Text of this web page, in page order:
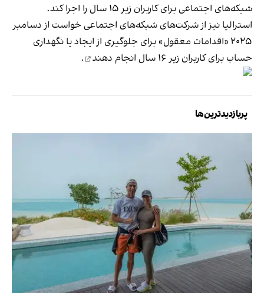
شبکه‌های اجتماعی برای کاربران زیر ۱۵ سال را اجرا کند.
استرالیا نیز از شرکت‌های شبکه‌های اجتماعی خواست از دسامبر
۲۰۲۵ «اقدامات معقول» برای جلوگیری از ایجاد یا نگهداری
حساب برای کاربران زیر ۱۶ سال‌
انجام دهند .
پربازدیدترین‌ها